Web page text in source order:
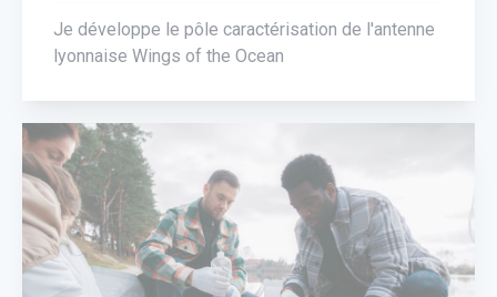
Je développe le pôle caractérisation de l'antenne
lyonnaise Wings of the Ocean